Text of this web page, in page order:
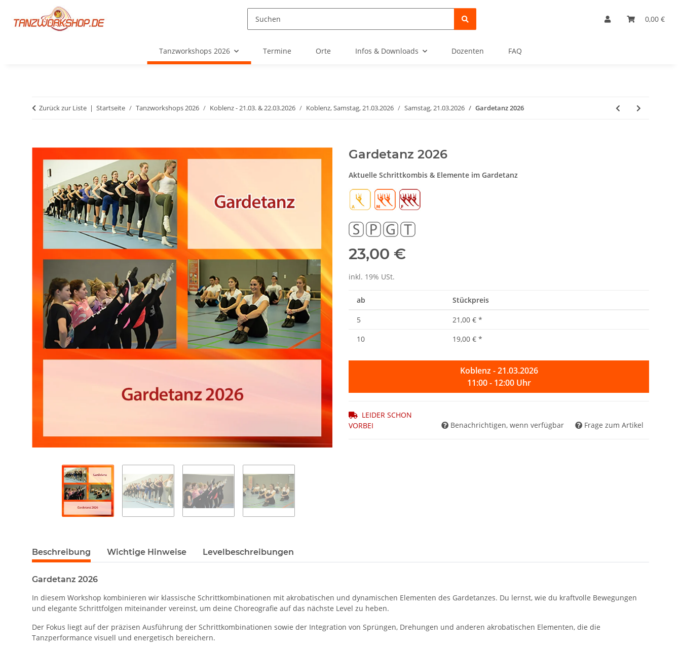
0,00 €
Tanzworkshops 2026 Termine Orte Infos & Downloads Dozenten FAQ
Zurück zur Liste Startseite Tanzworkshops 2026 Koblenz - 21.03. & 22.03.2026 Koblenz, Samstag, 21.03.2026 Samstag, 21.03.2026 Gardetanz 2026
Gardetanz 2026
Aktuelle Schrittkombis & Elemente im Gardetanz
23,00 €
inkl. 19% USt.
ab Stückpreis
5 21,00 € *
10
19,00 € *
Koblenz - 21.03.2026
11:00 - 12:00 Uhr
LEIDER SCHON
VORBEI
Benachrichtigen, wenn verfügbar Frage zum Artikel
Beschreibung Wichtige Hinweise Levelbeschreibungen
Gardetanz 2026
In diesem Workshop kombinieren wir klassische Schrittkombinationen mit akrobatischen und dynamischen Elementen des Gardetanzes. Du lernst, wie du kraftvolle Bewegungen
und elegante Schrittfolgen miteinander vereinst, um deine Choreografie auf das nächste Level zu heben.
Der Fokus liegt auf der präzisen Ausführung der Schrittkombinationen sowie der Integration von Sprüngen, Drehungen und anderen akrobatischen Elementen, die die
Tanzperformance visuell und energetisch bereichern.